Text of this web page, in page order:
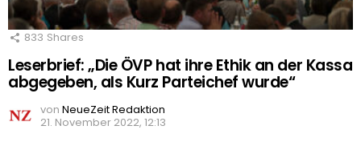
833 Shares
Leserbrief: „Die ÖVP hat ihre Ethik an der Kassa
abgegeben, als Kurz Parteichef wurde“
von NeueZeit Redaktion
21. November 2022, 12:13